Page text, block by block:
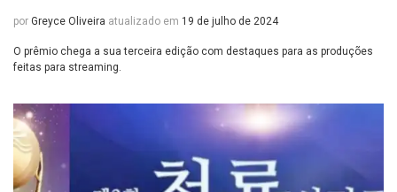
por Greyce Oliveira atualizado em 19 de julho de 2024
O prêmio chega a sua terceira edição com destaques para as produções
feitas para streaming.